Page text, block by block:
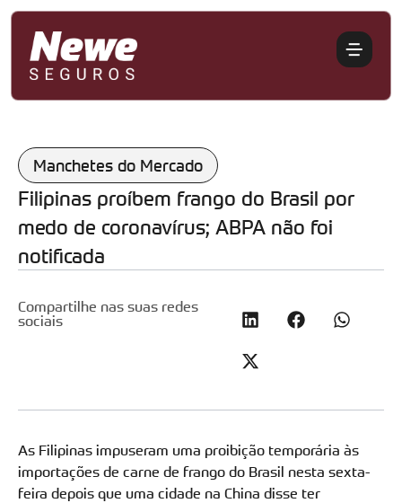
Manchetes do Mercado
Filipinas proíbem frango do Brasil por
medo de coronavírus; ABPA não foi
notificada
Compartilhe nas suas redes
sociais
As Filipinas impuseram uma proibição temporária às
importações de carne de frango do Brasil nesta sexta-
feira depois que uma cidade na China disse ter